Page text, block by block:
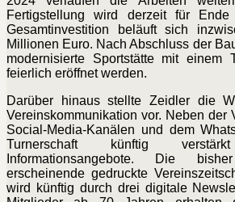
Fertigstellung wird derzeit für
Gesamtinvestition beläuft sich
Millionen Euro. Nach Abschluss der
modernisierte Sportstätte mit einem
feierlich eröffnet werden.
Darüber hinaus stellte Zeidler die
Vereinskommunikation vor. Neben der
Social-Media-Kanälen und dem
Turnerschaft künftig
Informationsangebote. Die
erscheinende gedruckte
wird künftig durch drei digitale